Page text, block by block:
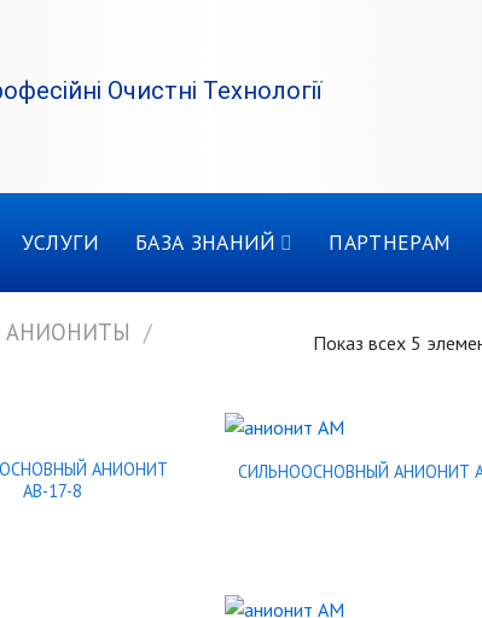
Очистні Технології
УСЛУГИ БАЗА ЗНАНИЙ ПАРТНЕРАМ
АНИОНИТЫ /
Показ всех 5
АНИОНИТ
АВ-17-8
СИЛЬНООСНОВНЫЙ АНИОНИТ